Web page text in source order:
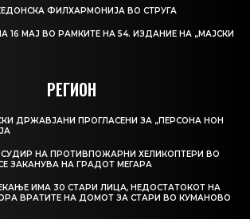
ФИЛХАРМОНИЈА ВО СТРУГА
16 МАЈ ВО РАМКИТЕ НА 54. ИЗДАНИЕ НА „МАЈСКИ
РЕГИОН
ДРЖАВЈАНИ ПРОГЛАСЕНИ ЗА „ПЕРСОНА НОН
НА ПРОТИВПОЖАРНИ ХЕЛИКОПТЕРИ ВО
ЗАКАНУВА НА ГРАДОТ МЕГАРА
ИМА 30 СТАРИ ЛИЦА, НЕДОСТАТОКОТ НА
ВРАТИТЕ НА ДОМОТ ЗА СТАРИ ВО КУМАНОВО